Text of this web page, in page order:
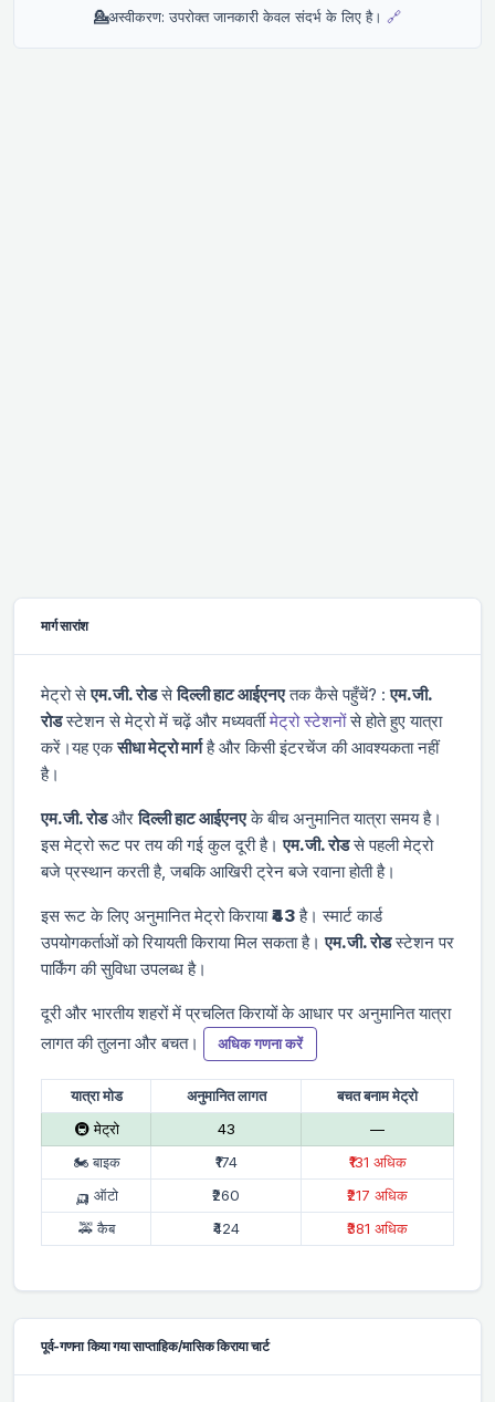
💁अस्वीकरण: उपरोक्त जानकारी केवल संदर्भ के लिए है। 🔗
मार्ग सारांश
मेट्रो सेएम.जी. रोडसेदिल्ली हाट आईएनएतक कैसे पहुँचें? :एम.जी.
रोडस्टेशन से मेट्रो में चढ़ें औरमध्यवर्तीमेट्रो स्टेशनोंसे होते हुए यात्रा
करें।यह एकसीधा मेट्रो मार्गहै और किसी इंटरचेंज की आवश्यकता नहीं
है।
एम.जी. रोडऔरदिल्ली हाट आईएनएके बीच अनुमानित यात्रा समयहै।
इस मेट्रो रूट पर तय की गई कुल दूरीहै।एम.जी. रोडसे पहली मेट्रो
बजे प्रस्थान करती है, जबकि आखिरी ट्रेनबजे रवाना होती है।
इस रूट के लिए अनुमानित मेट्रो किराया₹43है। स्मार्ट कार्ड
उपयोगकर्ताओं को रियायती किराया मिल सकता है।एम.जी. रोडस्टेशन पर
पार्किंग की सुविधा उपलब्ध है।
दूरी और भारतीय शहरों में प्रचलित किरायों के आधार पर अनुमानित यात्रा
लागत की तुलना और बचत।
अधिक गणना करें
यात्रा मोड अनुमानित लागत
बचत बनाम मेट्रो
🚇 मेट्रो
₹43
—
🏍 बाइक
₹174
₹131 अधिक
🛺 ऑटो
₹260
₹217 अधिक
🚕 कैब
₹424 ₹381 अधिक
पूर्व-गणना किया गया साप्ताहिक/मासिक किराया चार्ट